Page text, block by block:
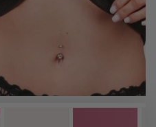
modal
aufmachen